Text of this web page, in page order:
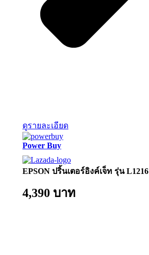
ดูรายละเอียด
Power Buy
EPSON ปริ้นเตอร์อิงค์เจ็ท รุ่น L1216
4,390 บาท